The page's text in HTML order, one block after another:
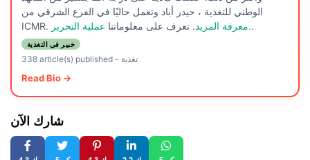
الوطني للتغذية ، حيدر أباد وتعمل حاليًا في الفرع الشرقي من
ICMR.
معرفة المزيد. تعرف على معلوماتنا عملية التحرير..
خبير في التغذية
338 article(s) published- تغذية
Read Bio →
شارك الآن